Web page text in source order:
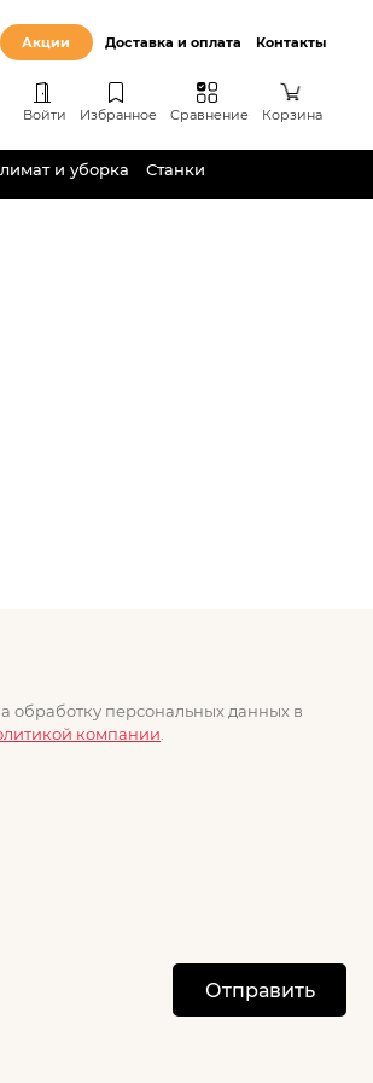
Акции Доставка и оплата Контакты
Войти Избранное Сравнение Корзина
и уборка Станки
обработку персональных данных в
компании.
Отправить